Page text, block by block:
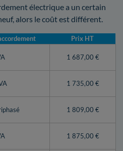
électrique a un certain
alors le coût est différent.
Prix HT
1 687,00 €
1 735,00 €
1 809,00 €
1 875,00 €